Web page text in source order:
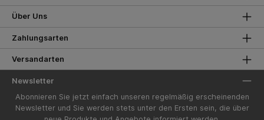
Über Uns
Zahlungsarten
Versandarten
Newsletter
Abonnieren Sie jetzt einfach unseren regelmäßig erscheinenden
Newsletter und Sie werden stets unter den Ersten sein, die über